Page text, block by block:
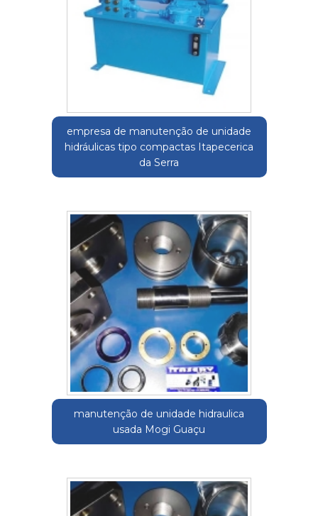
empresa de manutenção de unidade
hidráulicas tipo compactas Itapecerica
da Serra
manutenção de unidade hidraulica
usada Mogi Guaçu